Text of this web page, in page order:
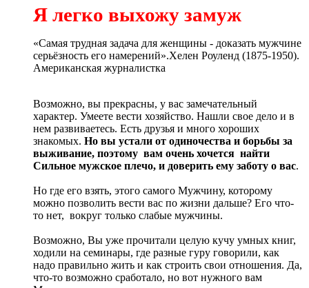
Я легко выхожу замуж
«Самая трудная задача для женщины - доказать мужчине
серьёзность его намерений».Хелен Роуленд (1875-1950).
Американская журналистка
Возможно, вы прекрасны, у вас замечательный
характер. Умеете вести хозяйство. Нашли свое дело и в
нем развиваетесь. Есть друзья и много хороших
знакомых. Но вы устали от одиночества и борьбы за
выживание, поэтому вам очень хочется найти
Сильное мужское плечо, и доверить ему заботу о вас.
Но где его взять, этого самого Мужчину, которому
можно позволить вести вас по жизни дальше? Его что-
то нет, вокруг только слабые мужчины.
Возможно, Вы уже прочитали целую кучу умных книг,
ходили на семинары, где разные гуру говорили, как
надо правильно жить и как строить свои отношения. Да,
что-то возможно сработало, но вот нужного вам